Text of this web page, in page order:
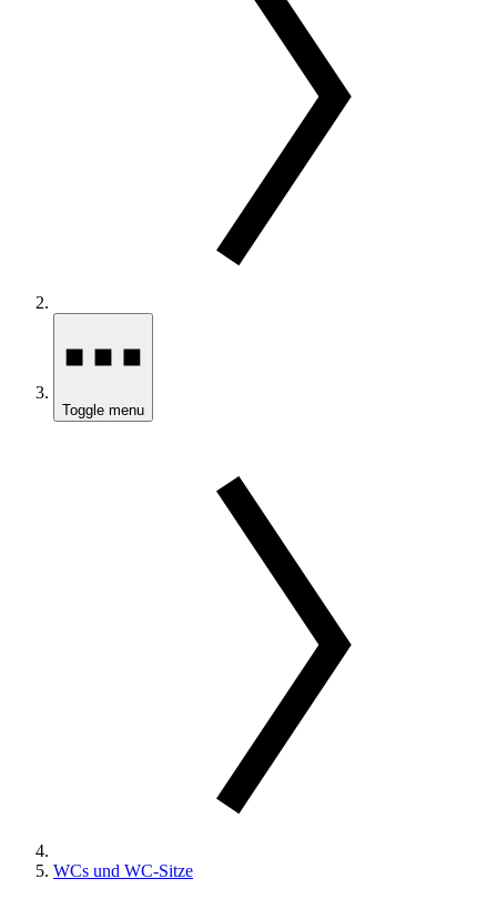
Toggle menu
WCs und WC-Sitze